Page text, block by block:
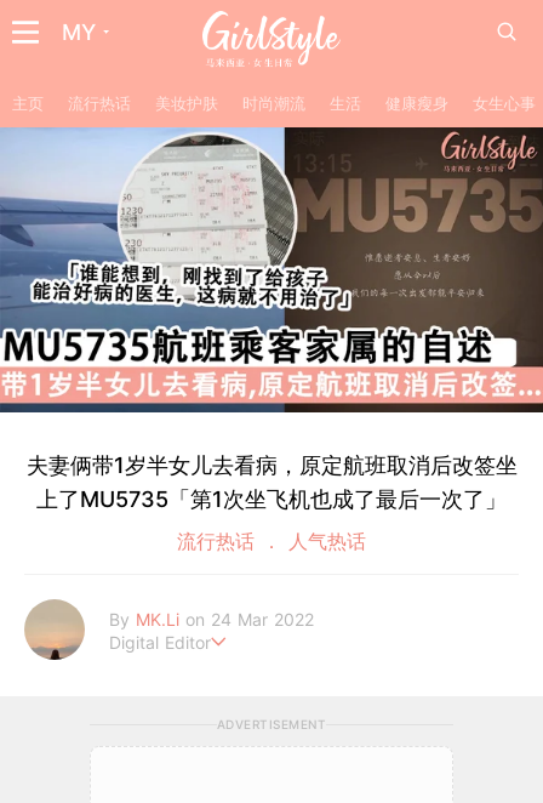
MY
主页 流行热话 美妆护肤 时尚潮流 生活 健康瘦身 女生心事
夫妻俩带1岁半女儿去看病，原定航班取消后改签坐
上了MU5735「第1次坐飞机也成了最后一次了」
流行热话 人气热话
By MK.Li on 24 Mar 2022
Digital Editor
筛选和编辑信息，使内容更具吸引力和影响力。为GirlStyle MY 读
者带来全面且优质的内容体验，让她们能够获取到最新、有趣且具
启发性的资讯，满足其对多元化话题的需求。
ADVERTISEMENT